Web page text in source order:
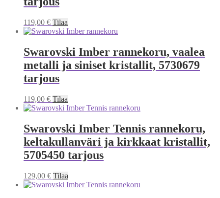
119,00 € Tilaa
Swarovski Imber rannekoru, vaalea
metalli ja siniset kristallit, 5730679
tarjous
119,00 € Tilaa
Swarovski Imber Tennis rannekoru,
keltakullanväri ja kirkkaat kristallit,
5705450 tarjous
129,00 € Tilaa